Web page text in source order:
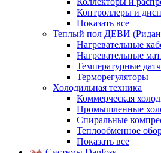
Контроллеры и
Показать все
Теплый пол ДЕВИ
Нагревательные
Нагревательные
Температурные
Терморегуляторы
Холодильная техника
Коммерческая
Промышленные
Спиральные
Теплообменное
Показать все